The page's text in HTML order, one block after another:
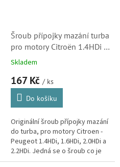
Šroub přípojky mazání turba
pro motory Citroën 1.4HDi a
1.6HDi 2.0HDi, 2.2HDi
Skladem
167 Kč / ks
Do košíku
Originální šroub přípojky mazání
do turba, pro motory Citroen -
Peugeot 1.4HDi, 1.6HDi, 2.0HDi a
2.2HDi. Jedná se o šroub co je
na tělese turbodmychadla.